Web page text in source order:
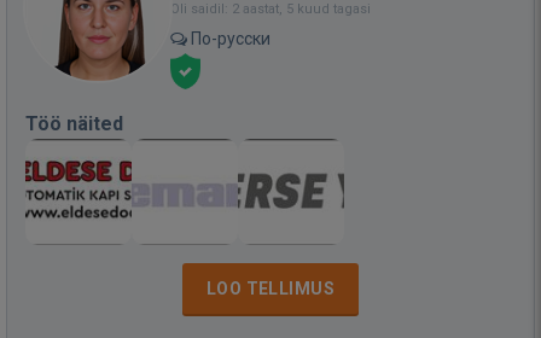
Oli saidil: 2 aastat, 5 kuud tagasi
По-русски
Töö näited
LOO TELLIMUS